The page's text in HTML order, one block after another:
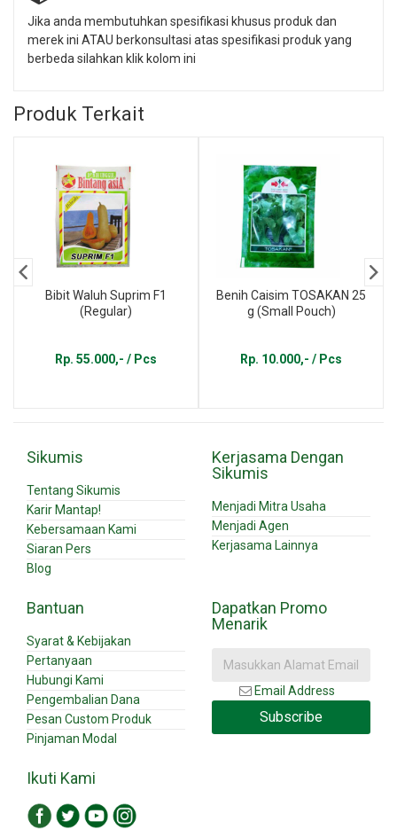
Jika anda membutuhkan spesifikasi khusus produk dan
merek ini ATAU berkonsultasi atas spesifikasi produk yang
berbeda silahkan klik kolom ini
Produk Terkait
Bibit Waluh Suprim F1
(Regular)
Rp. 55.000,- / Pcs
Benih Caisim TOSAKAN 25
g (Small Pouch)
Rp. 10.000,- / Pcs
Sikumis
Tentang Sikumis
Karir Mantap!
Kebersamaan Kami
Siaran Pers
Blog
Kerjasama Dengan
Sikumis
Menjadi Mitra Usaha
Menjadi Agen
Kerjasama Lainnya
Bantuan
Syarat & Kebijakan
Pertanyaan
Hubungi Kami
Pengembalian Dana
Pesan Custom Produk
Pinjaman Modal
Dapatkan Promo
Menarik
Email Address
Subscribe
Ikuti Kami